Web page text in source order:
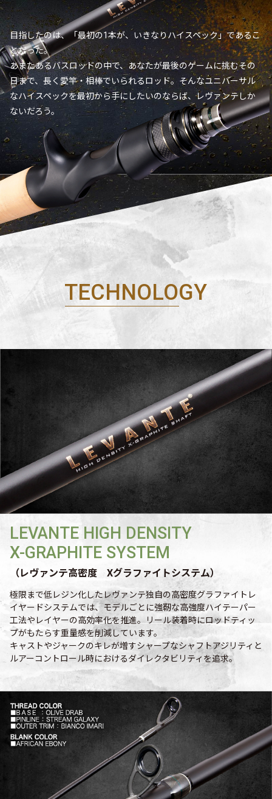
目指したのは、「最初の1本が、いきなりハイスペック」であるこ
とだった。
あまたあるバスロッドの中で、あなたが最後のゲームに挑むその
日まで、長く愛竿・相棒でいられるロッド。そんなユニバーサル
なハイスペックを最初から手にしたいのならば、レヴァンテしか
ないだろう。
TECHNOLOGY
LEVANTE HIGH DENSITY
X-GRAPHITE SYSTEM
（レヴァンテ高密度 Xグラファイトシステム）
極限まで低レジン化したレヴァンテ独自の高密度グラファイトレ
イヤードシステムでは、モデルごとに強靭な高強度ハイテーパー
工法やレイヤーの高効率化を推進。リール装着時にロッドティッ
プがもたらす重量感を削減しています。
キャストやジャークのキレが増すシャープなシャフトアジリティと
ルアーコントロール時におけるダイレクタビリティを追求。